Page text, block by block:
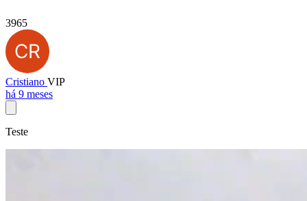
3965
Cristiano VIP
há 9 meses
Teste